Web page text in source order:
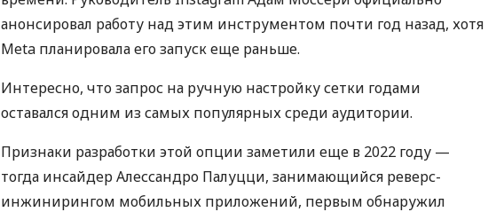
анонсировал работу над этим инструментом почти год назад, хотя
Meta планировала его запуск еще раньше.
Интересно, что запрос на ручную настройку сетки годами
оставался одним из самых популярных среди аудитории.
Признаки разработки этой опции заметили еще в 2022 году —
тогда инсайдер Алессандро Палуцци, занимающийся реверс-
инжинирингом мобильных приложений, первым обнаружил